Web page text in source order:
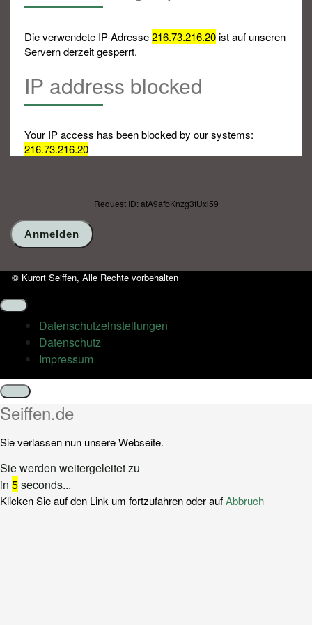
Die verwendete IP-Adresse216.73.216.20ist auf unseren
Servern derzeit gesperrt.
IP address blocked
Your IP access has been blocked by our systems:
216.73.216.20
Request ID: atA9afbKnzg3fUxl59
© Kurort Seiffen, Alle Rechte vorbehalten
Datenschutz­einstellungen
Datenschutz
Impressum
Schließen
Seiffen.de
Sie verlassen nun unsere Webseite.
Sie werden weitergeleitet zu
in 5seconds...
Klicken Sie auf den Link um fortzufahren oder aufAbbruch